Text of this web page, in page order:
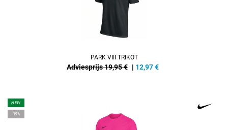
PARK VIII TRIKOT
Adviesprijs 19,95 € | 12,97€
NEW
-35%